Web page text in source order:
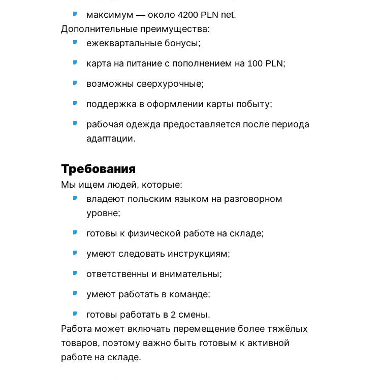
максимум — около 4200 PLN net.
Дополнительные преимущества:
ежеквартальные бонусы;
карта на питание с пополнением на 100 PLN;
возможны сверхурочные;
поддержка в оформлении карты побыту;
рабочая одежда предоставляется после периода
адаптации.
Требования
Мы ищем людей, которые:
владеют польским языком на разговорном
уровне;
готовы к физической работе на складе;
умеют следовать инструкциям;
ответственны и внимательны;
умеют работать в команде;
готовы работать в 2 смены.
Работа может включать перемещение более тяжёлых
товаров, поэтому важно быть готовым к активной
работе на складе.